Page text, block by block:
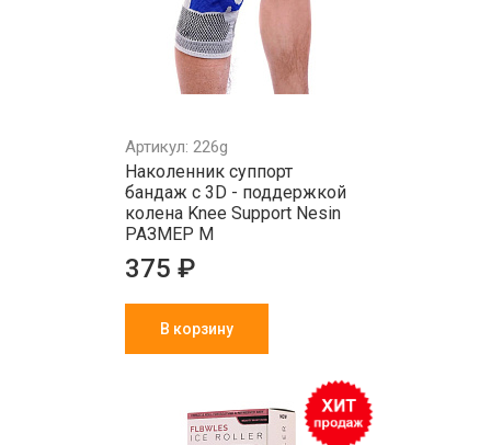
Артикул: 226g
Наколенник суппорт
бандаж с 3D - поддержкой
колена Knee Support Nesin
РАЗМЕР М
375 ₽
В корзину